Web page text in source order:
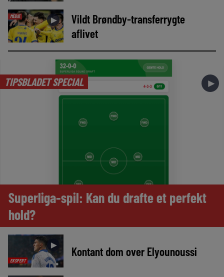
MEDIE ►
Vildt Brøndby-transferrygte
aflivet
TIPSBLADET SPECIAL ►
Superliga-spil: Kan du drafte et perfekt
hold?
EKSPERT
► Kontant dom over Elyounoussi